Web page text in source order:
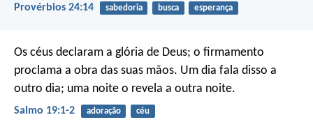
Provérbios 24:14 sabedoria busca esperança
Os céus declaram a glória de Deus; o firmamento
proclama a obra das suas mãos. Um dia fala disso a
outro dia; uma noite o revela a outra noite.
Salmo 19:1-2 adoração céu